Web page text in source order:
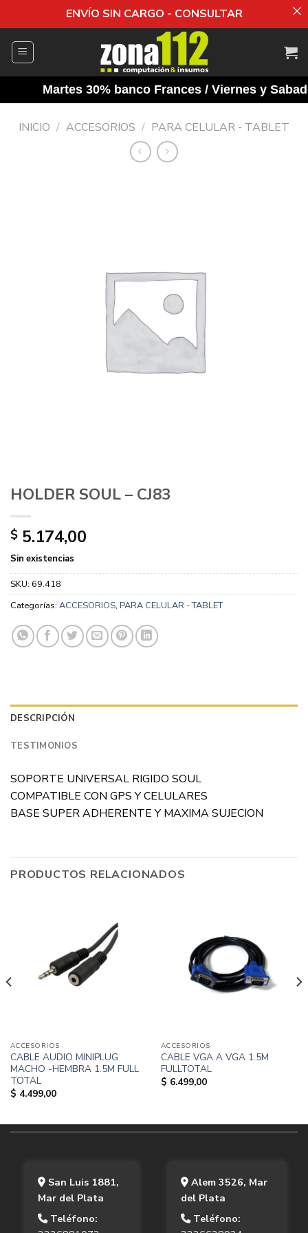
ENVÍO SIN CARGO - CONSULTAR
Martes 30% banco Frances / Viernes y
INICIO / ACCESORIOS / PARA CELULAR - TABLET
HOLDER SOUL – CJ83
$ 5.174,00
Sin existencias
SKU: 69.418
Categorías: ACCESORIOS, PARA CELULAR - TABLET
DESCRIPCIÓN
TESTIMONIOS
SOPORTE UNIVERSAL RIGIDO SOUL
COMPATIBLE CON GPS Y CELULARES
BASE SUPER ADHERENTE Y MAXIMA SUJECION
PRODUCTOS RELACIONADOS
ACCESORIOS
CABLE AUDIO MINIPLUG
MACHO -HEMBRA 1.5M FULL
TOTAL
$ 4.499,00
ACCESORIOS
CABLE VGA A VGA 1.5M
FULLTOTAL
$ 6.499,00
San Luis 1881,
Mar del Plata
Teléfono:
Alem 3526, Mar
del Plata
Teléfono: